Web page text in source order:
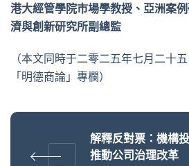
港大經管學院市場學教授、亞洲案
濟與創新研究所副總監
（本文同時于二零二五年七月二十
「明德商論」專欄）
解釋反對票：機構
推動公司治理改革